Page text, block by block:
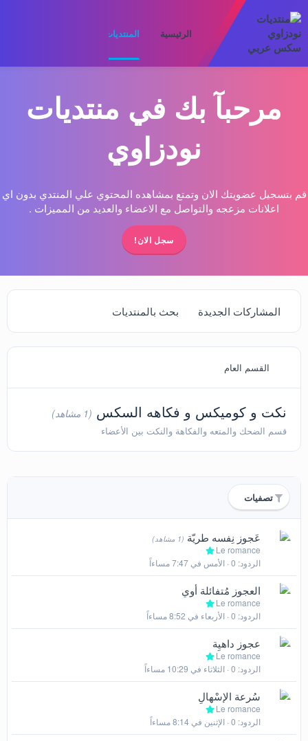
الرئيسية المنتديات
مرحبآ بك في منتديات
نودزاوي
قم بتسجيل عضويتك الان وتمتع بمشاهده المحتوي علي المنتدي بدون اي
اعلانات مزعجه والتواصل مع الاعضاء والعديد من المميزات .
سجل الان!
المشاركات الجديدة بحث بالمنتديات
القسم العام
نكت و كوميكس و فكاهه السكس (1 مشاهد)
قسم الضحك والمتعه والفكاهة والنكت بين الأعضاء
تصفيات
عَجوز نِفسه طريّة (1 مشاهد)
Le romance
الردود 0 الأمس في 7:47 مساءاً
العجوز مُتفائلة أوي
Le romance
الردود 0 الأربعاء في 8:52 مساءاً
عجوز داهيِة
Le romance
الردود 0 الثلاثاء في 10:29 مساءاً
سُرعة الإسْهالِ
Le romance
الردود 0 الإثنين في 8:14 مساءاً